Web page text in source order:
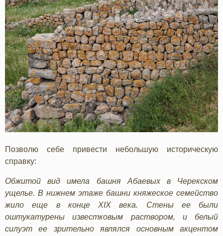
Позволю себе привести небольшую историческую
справку:
Обжитой вид имела башня Абаевых в Черекском
ущелье. В нижнем этаже башни княжеское семейство
жило еще в конце XIX века. Стены ее были
оштукатурены известковым раствором, и белый
силуэт ее зрительно являлся основным акцентом